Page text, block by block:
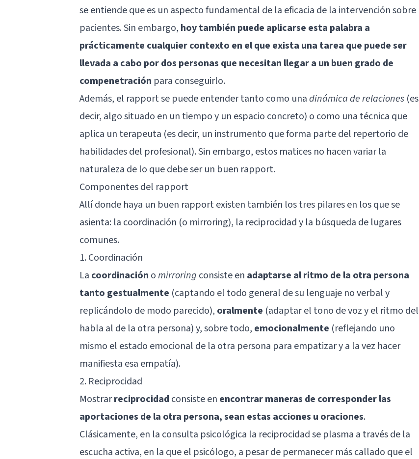
se entiende que es un aspecto fundamental de la eficacia de la intervención sobre
pacientes. Sin embargo, hoy también puede aplicarse esta palabra a
prácticamente cualquier contexto en el que exista una tarea que puede ser
llevada a cabo por dos personas que necesitan llegar a un buen grado de
compenetración para conseguirlo.
Además, el rapport se puede entender tanto como unadinámica de relaciones (es
decir, algo situado en un tiempo y un espacio concreto) o como una técnica que
aplica un terapeuta (es decir, un instrumento que forma parte del repertorio de
habilidades del profesional). Sin embargo, estos matices no hacen variar la
naturaleza de lo que debe ser un buen rapport.
Componentes del rapport
Allí donde haya un buen rapport existen también los tres pilares en los que se
asienta: la coordinación (o mirroring), la reciprocidad y la búsqueda de lugares
comunes.
1. Coordinación
La coordinación omirroring consiste en adaptarse al ritmo de la otra persona
tanto gestualmente (captando el todo general de su lenguaje no verbal y
replicándolo de modo parecido), oralmente (adaptar el tono de voz y el ritmo del
habla al de la otra persona) y, sobre todo, emocionalmente (reflejando uno
mismo el estado emocional de la otra persona para empatizar y a la vez hacer
manifiesta esa empatía).
2. Reciprocidad
Mostrarreciprocidad consiste en encontrar maneras de corresponder las
aportaciones de la otra persona, sean estas acciones u oraciones.
Clásicamente, en la consulta psicológica la reciprocidad se plasma a través de la
escucha activa, en la que el psicólogo, a pesar de permanecer más callado que el